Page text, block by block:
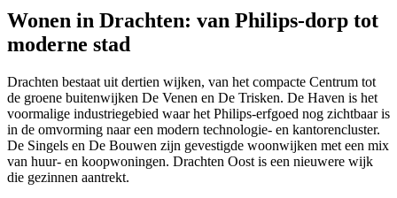
Wonen in Drachten: van Philips-dorp tot
moderne stad
Drachten bestaat uit dertien wijken, van het compacte Centrum tot
de groene buitenwijken De Venen en De Trisken. De Haven is het
voormalige industriegebied waar het Philips-erfgoed nog zichtbaar is
in de omvorming naar een modern technologie- en kantorencluster.
De Singels en De Bouwen zijn gevestigde woonwijken met een mix
van huur- en koopwoningen. Drachten Oost is een nieuwere wijk
die gezinnen aantrekt.